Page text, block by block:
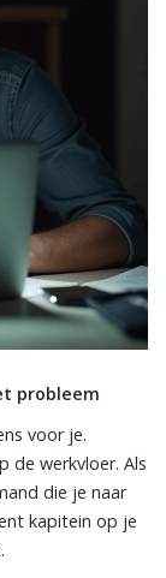
probleem
voor je.
de werkvloer. Als
die je naar
kapitein op je